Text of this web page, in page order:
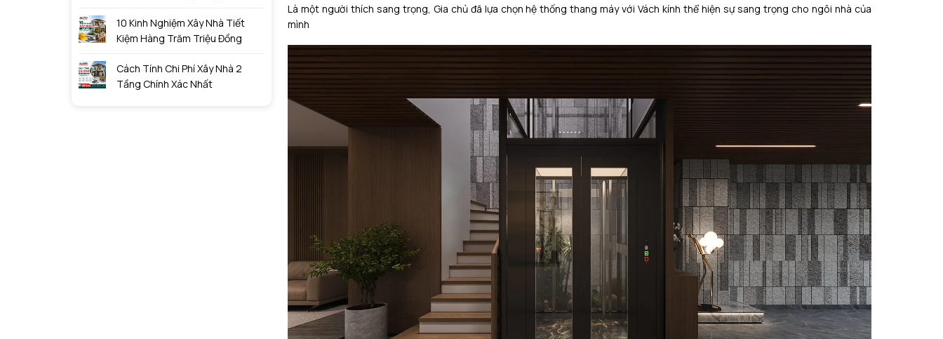
10 Kinh Nghiệm Xây Nhà Tiết
Kiệm Hàng Trăm Triệu Đồng
Cách Tính Chi Phí Xây Nhà 2
Tầng Chính Xác Nhất
Là một người thích sang trọng, Gia chủ đã lựa chọn hệ thống thang máy với Vách kính thể hiện sự sang trọng cho ngôi nhà của
mình